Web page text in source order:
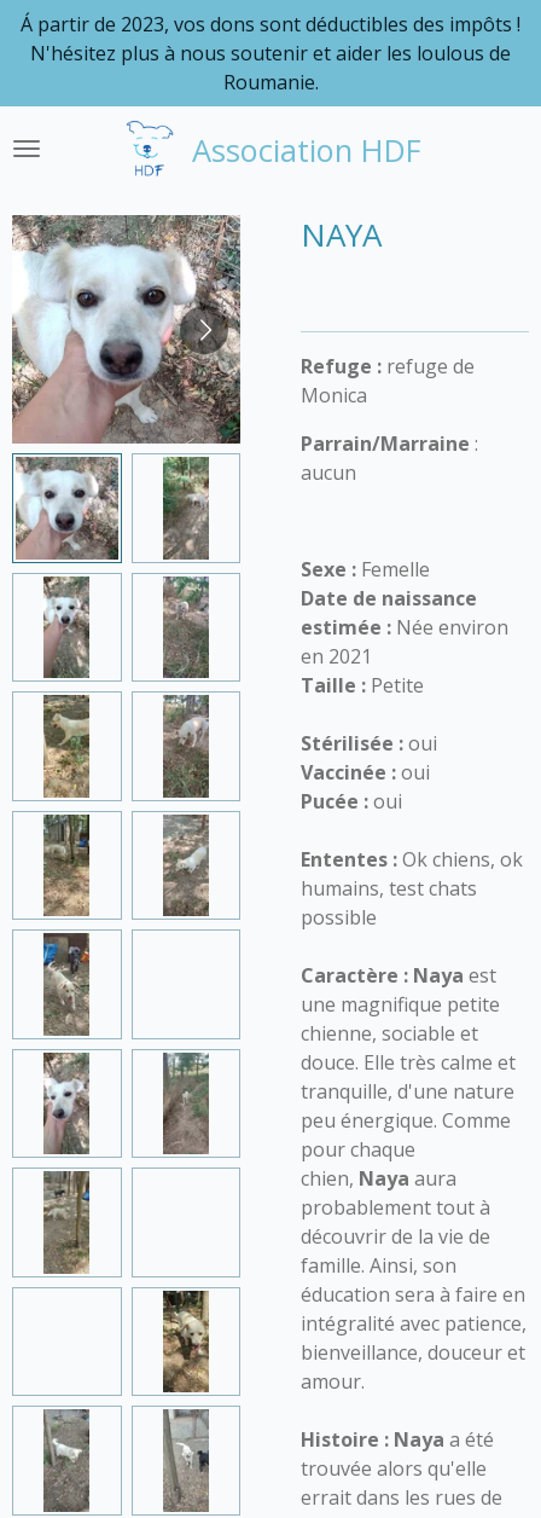
Passer
principal
Association HDF
Á partir de 2023, vos dons sont déductibles des impôts !
N'hésitez plus à nous soutenir et aider les loulous de
Roumanie.
NAYA
Refuge : refuge de
Monica
Parrain/Marraine :
aucun
Sexe : Femelle
Date de naissance
estimée : Née environ
en 2021
Taille : Petite
Stérilisée :oui
Vaccinée :oui
Pucée :oui
Ententes :Ok chiens, ok
humains, test chats
possible
Caractère : Naya est
une magnifique petite
chienne, sociable et
douce. Elle très calme et
tranquille, d'une nature
peu énergique. Comme
pour chaque
chien, Naya aura
probablement tout à
découvrir de la vie de
famille. Ainsi, son
éducation sera à faire en
intégralité avec patience,
bienveillance, douceur et
amour.
Histoire : Naya a été
trouvée alors qu'elle
errait dans les rues de